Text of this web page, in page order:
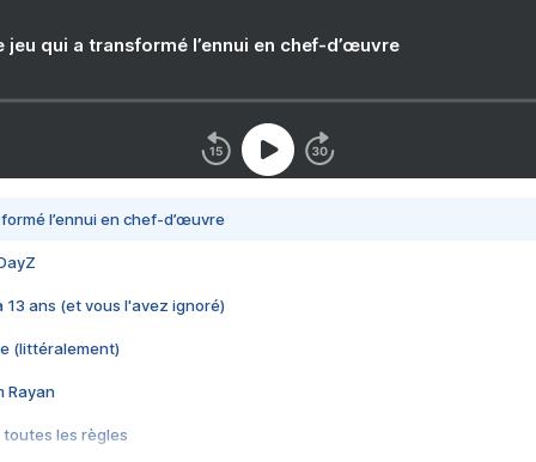
jeu qui a transformé l’ennui en chef-d’œuvre
l’ennui en chef-d’œuvre
13 ans (et vous l'avez ignoré)
(littéralement)
Rayan
toutes les règles